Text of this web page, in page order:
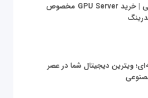
قیمت سرور گرافیکی | خرید GPU Server مخصوص
ویترین دیجیتال شما در عصر